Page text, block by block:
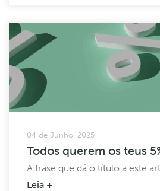
04 de Junho, 2025
Todos querem os teus
A frase que dá o título a este
Leia +